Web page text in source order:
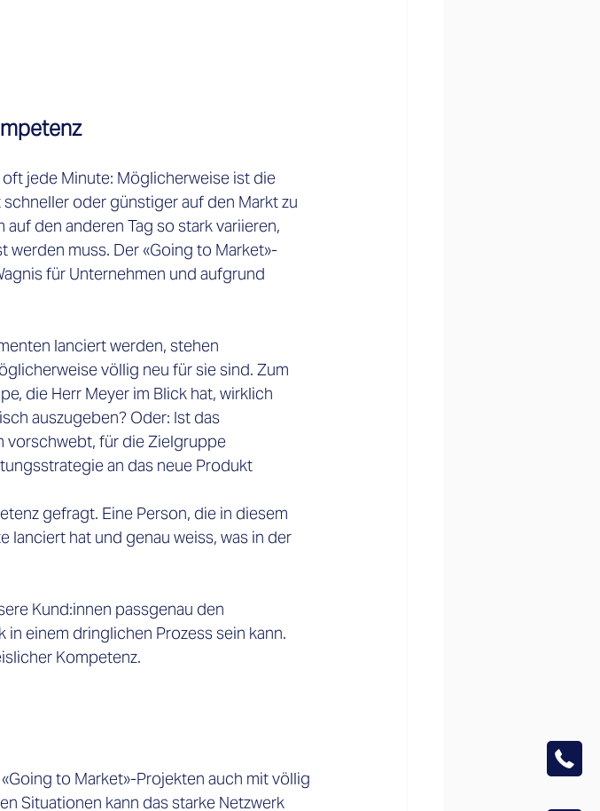
jede Minute: Möglicherweise ist die
oder günstiger auf den Markt zu
den anderen Tag so stark variieren,
muss. Der «Going to Market»-
für Unternehmen und aufgrund
lanciert werden, stehen
völlig neu für sie sind. Zum
die Herr Meyer im Blick hat, wirklich
auszugeben? Oder: Ist das
vorschwebt, für die Zielgruppe
an das neue Produkt
gefragt. Eine Person, die in diesem
hat und genau weiss, was in der
Kund:innen passgenau den
einem dringlichen Prozess sein kann.
Kompetenz.
to Market»-Projekten auch mit völlig
Situationen kann das starke Netzwerk